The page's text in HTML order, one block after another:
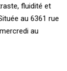
fluidité et
au 6361 rue
au